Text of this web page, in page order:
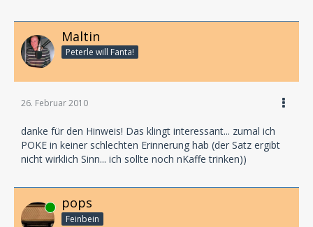
Maltin
Peterle will Fanta!
26. Februar 2010
danke für den Hinweis! Das klingt interessant... zumal ich
POKE in keiner schlechten Erinnerung hab (der Satz ergibt
nicht wirklich Sinn... ich sollte noch nKaffe trinken))
Online pops
Feinbein